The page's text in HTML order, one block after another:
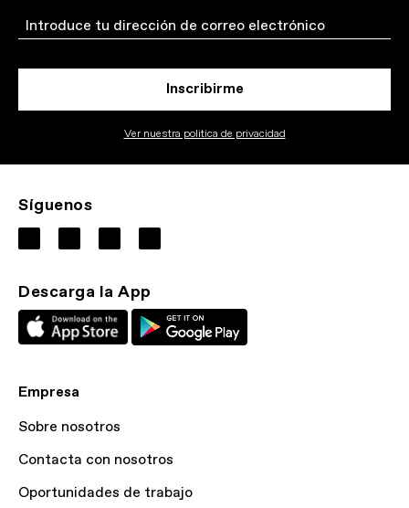
Email
Inscribirme
Ver nuestra politica de privacidad
Síguenos
Descarga la App
Empresa
Sobre nosotros
Contacta con nosotros
Oportunidades de trabajo